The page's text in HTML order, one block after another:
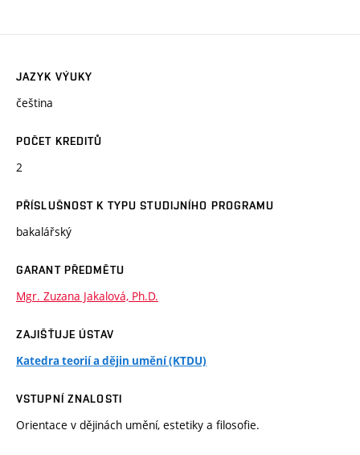
JAZYK VÝUKY
čeština
POČET KREDITŮ
2
PŘÍSLUŠNOST K TYPU STUDIJNÍHO PROGRAMU
bakalářský
GARANT PŘEDMĚTU
Mgr. Zuzana Jakalová, Ph.D.
ZAJIŠŤUJE ÚSTAV
Katedra teorií a dějin umění (KTDU)
VSTUPNÍ ZNALOSTI
Orientace v dějinách umění, estetiky a filosofie.